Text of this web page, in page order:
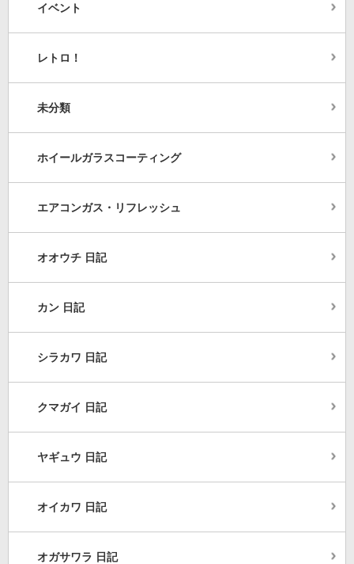
イベント
レトロ！
未分類
ホイールガラスコーティング
エアコンガス・リフレッシュ
オオウチ 日記
カン 日記
シラカワ 日記
クマガイ 日記
ヤギュウ 日記
オイカワ 日記
オガサワラ 日記